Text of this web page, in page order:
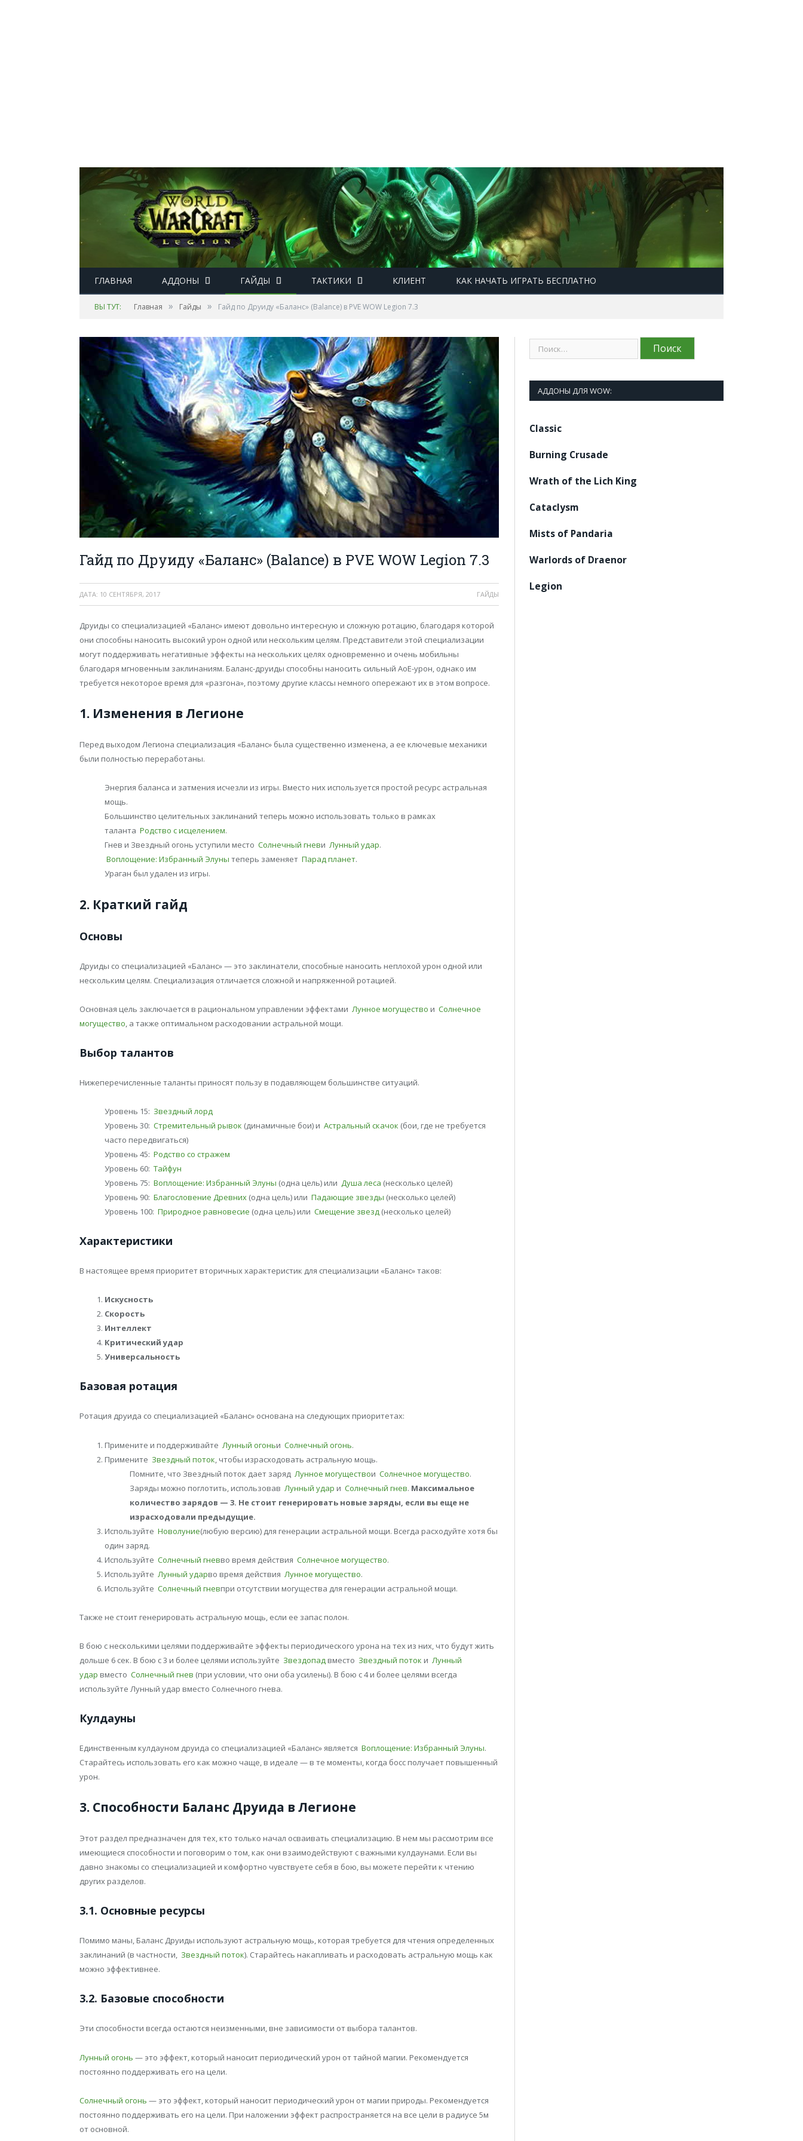
ГЛАВНАЯ АДДОНЫ ГАЙДЫ ТАКТИКИ КЛИЕНТ КАК НАЧАТЬ ИГРАТЬ БЕСПЛАТНО
ВЫ ТУТ: Главная » Гайды » Гайд по Друиду «Баланс» (Balance) в PVE WOW Legion 7.3
Гайд по Друиду «Баланс» (Balance) в PVE WOW Legion 7.3
ДАТА: 10 СЕНТЯБРЯ, 2017 ГАЙДЫ
Друиды со специализацией «Баланс» имеют довольно интересную и сложную ротацию, благодаря которой
они способны наносить высокий урон одной или нескольким целям. Представители этой специализации
могут поддерживать негативные эффекты на нескольких целях одновременно и очень мобильны
благодаря мгновенным заклинаниям. Баланс-друиды способны наносить сильный АоЕ-урон, однако им
требуется некоторое время для «разгона», поэтому другие классы немного опережают их в этом вопросе.
1. Изменения в Легионе
Перед выходом Легиона специализация «Баланс» была существенно изменена, а ее ключевые механики
были полностью переработаны.
Энергия баланса и затмения исчезли из игры. Вместо них используется простой ресурс астральная
мощь.
Большинство целительных заклинаний теперь можно использовать только в рамках
таланта Родство с исцелением.
Гнев и Звездный огонь уступили место Солнечный гневи Лунный удар.
Воплощение: Избранный Элуны теперь заменяет Парад планет.
Ураган был удален из игры.
2. Краткий гайд
Основы
Друиды со специализацией «Баланс» — это заклинатели, способные наносить неплохой урон одной или
нескольким целям. Специализация отличается сложной и напряженной ротацией.
Основная цель заключается в рациональном управлении эффектами Лунное могущество и Солнечное
могущество, а также оптимальном расходовании астральной мощи.
Выбор талантов
Нижеперечисленные таланты приносят пользу в подавляющем большинстве ситуаций.
Уровень 15: Звездный лорд
Уровень 30: Стремительный рывок (динамичные бои) и Астральный скачок (бои, где не требуется
часто передвигаться)
Уровень 45: Родство со стражем
Уровень 60: Тайфун
Уровень 75: Воплощение: Избранный Элуны (одна цель) или Душа леса (несколько целей)
Уровень 90: Благословение Древних (одна цель) или Падающие звезды (несколько целей)
Уровень 100: Природное равновесие (одна цель) или Смещение звезд (несколько целей)
Характеристики
В настоящее время приоритет вторичных характеристик для специализации «Баланс» таков:
Искусность
Скорость
Интеллект
Критический удар
Универсальность
Базовая ротация
Ротация друида со специализацией «Баланс» основана на следующих приоритетах:
Примените и поддерживайте Лунный огоньи Солнечный огонь.
Примените Звездный поток , чтобы израсходовать астральную мощь.
Помните, что Звездный поток дает заряд Лунное могуществои Солнечное могущество.
Заряды можно поглотить, использовав Лунный удар и Солнечный гнев. Максимальное
количество зарядов — 3. Не стоит генерировать новые заряды, если вы еще не
израсходовали предыдущие.
Используйте Новолуние(любую версию) для генерации астральной мощи. Всегда расходуйте хотя бы
один заряд.
Используйте Солнечный гневво время действия Солнечное могущество.
Используйте Лунный ударво время действия Лунное могущество.
Используйте Солнечный гневпри отсутствии могущества для генерации астральной мощи.
Также не стоит генерировать астральную мощь, если ее запас полон.
В бою с несколькими целями поддерживайте эффекты периодического урона на тех из них, что будут жить
дольше 6 сек. В бою с 3 и более целями используйте Звездопад вместо Звездный поток и Лунный
удар вместо Солнечный гнев (при условии, что они оба усилены). В бою с 4 и более целями всегда
используйте Лунный удар вместо Солнечного гнева.
Кулдауны
Единственным кулдауном друида со специализацией «Баланс» является Воплощение: Избранный Элуны.
Старайтесь использовать его как можно чаще, в идеале — в те моменты, когда босс получает повышенный
урон.
3. Способности Баланс Друида в Легионе
Этот раздел предназначен для тех, кто только начал осваивать специализацию. В нем мы рассмотрим все
имеющиеся способности и поговорим о том, как они взаимодействуют с важными кулдаунами. Если вы
давно знакомы со специализацией и комфортно чувствуете себя в бою, вы можете перейти к чтению
других разделов.
3.1. Основные ресурсы
Помимо маны, Баланс Друиды используют астральную мощь, которая требуется для чтения определенных
заклинаний (в частности, Звездный поток). Старайтесь накапливать и расходовать астральную мощь как
можно эффективнее.
3.2. Базовые способности
Эти способности всегда остаются неизменными, вне зависимости от выбора талантов.
Лунный огонь — это эффект, который наносит периодический урон от тайной магии. Рекомендуется
постоянно поддерживать его на цели.
Солнечный огонь — это эффект, который наносит периодический урон от магии природы. Рекомендуется
постоянно поддерживать его на цели. При наложении эффект распространяется на все цели в радиусе 5м
от основной.
АДДОНЫ ДЛЯ WOW:
Classic
Burning Crusade
Wrath of the Lich King
Cataclysm
Mists of Pandaria
Warlords of Draenor
Legion